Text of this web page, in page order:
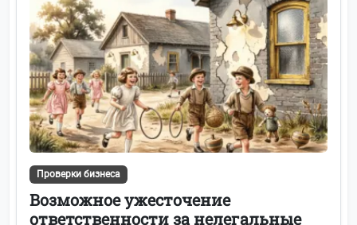
Проверки бизнеса
Возможное ужесточение
ответственности за нелегальные